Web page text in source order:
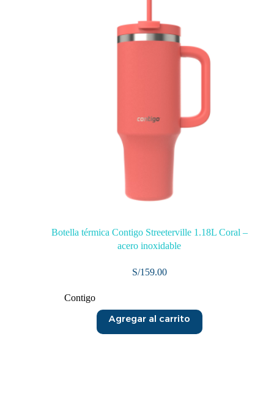
Botella térmica Contigo Streeterville 1.18L Coral –
acero inoxidable
S/159.00
Contigo
Agregar al carrito